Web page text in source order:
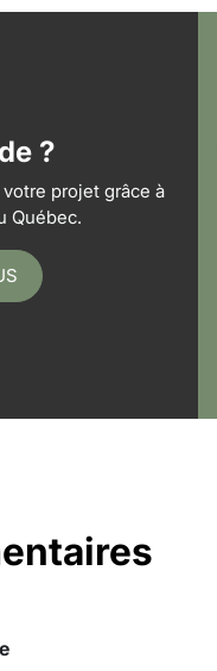
?
projet grâce à
Québec.